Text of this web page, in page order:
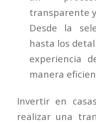
transparente
Desde la
hasta los
experiencia
manera
Invertir en
realizar una